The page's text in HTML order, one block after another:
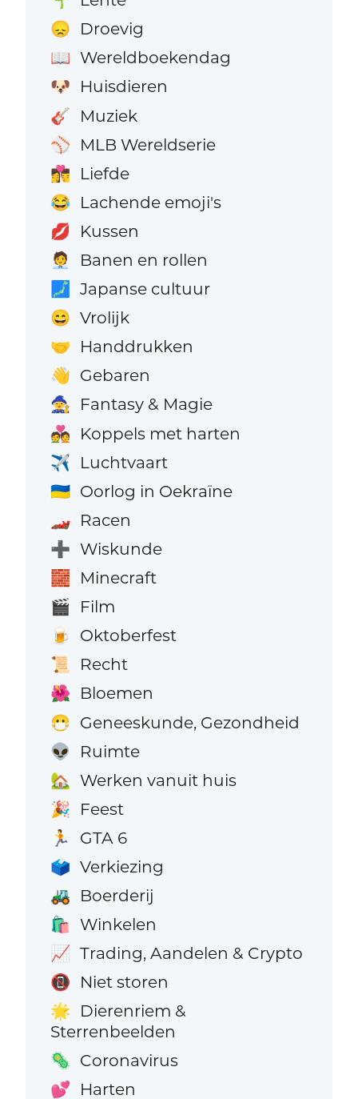
😞 Droevig
📖 Wereldboekendag
🐶 Huisdieren
🎸 Muziek
⚾ MLB Wereldserie
👩‍❤️‍💋‍👨 Liefde
😂 Lachende emoji's
💋 Kussen
🧑‍💼 Banen en rollen
🗾 Japanse cultuur
😄 Vrolijk
🤝 Handdrukken
👋 Gebaren
🧙 Fantasy & Magie
💑 Koppels met harten
✈️ Luchtvaart
🇺🇦 Oorlog in Oekraïne
🏎️ Racen
➕ Wiskunde
🧱 Minecraft
🎬 Film
🍺 Oktoberfest
📜 Recht
🌺 Bloemen
😷 Geneeskunde, Gezondheid
👽 Ruimte
🏡 Werken vanuit huis
🎉 Feest
🏃 GTA 6
🗳️ Verkiezing
🚜 Boerderij
🛍️ Winkelen
📈 Trading, Aandelen & Crypto
📵 Niet storen
🌟
Dierenriem &
Sterrenbeelden
🦠 Coronavirus
💕 Harten